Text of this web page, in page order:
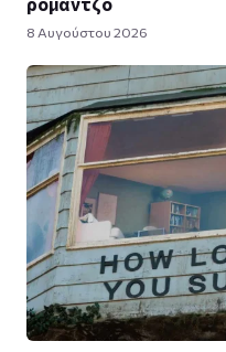
8 Αυγούστου 2026